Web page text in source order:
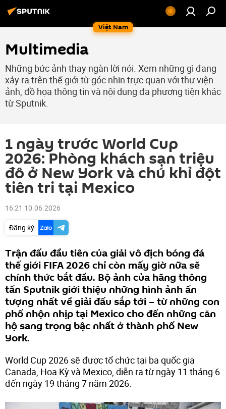
Việt Nam
Multimedia
Những bức ảnh thay ngàn lời nói. Xem những gì đang
xảy ra trên thế giới từ góc nhìn trực quan với thư viện
ảnh, đồ họa thông tin và nội dung đa phương tiện khác
từ Sputnik.
1 ngày trước World Cup
2026: Phòng khách sạn triệu
đô ở New York và chú khỉ đột
tiên tri tại Mexico
16:21 10.06.2026
Đăng ký
Trận đấu đầu tiên của giải vô địch bóng đá
thế giới FIFA 2026 chỉ còn mấy giờ nữa sẽ
chính thức bắt đầu. Bộ ảnh của hãng thông
tấn Sputnik giới thiệu những hình ảnh ấn
tượng nhất về giải đấu sắp tới – từ những con
phố nhộn nhịp tại Mexico cho đến những căn
hộ sang trọng bậc nhất ở thành phố New
York.
World Cup 2026 sẽ được tổ chức tại ba quốc gia
Canada, Hoa Kỳ và Mexico, diễn ra từ ngày 11 tháng 6
đến ngày 19 tháng 7 năm 2026.